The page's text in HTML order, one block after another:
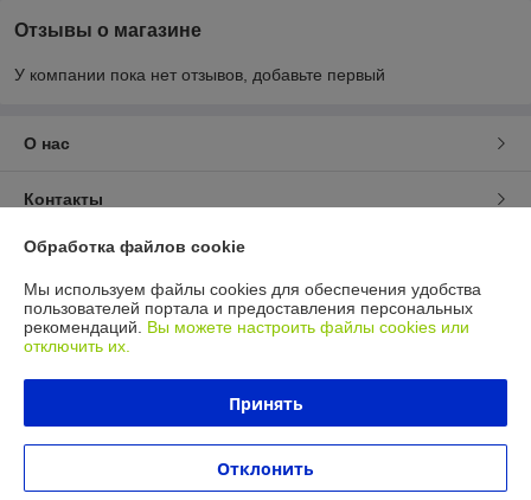
Отзывы о магазине
У компании пока нет отзывов, добавьте первый
О нас
Контакты
Доставка и оплата
График работы
Политика обработки cookies
Сайт создан на платформе Deal.by
Обработка файлов cookie
Мы используем файлы cookies для обеспечения удобства
пользователей портала и предоставления персональных
рекомендаций. Вы можете настроить файлы cookies или
отключить их.
Принять
Отклонить